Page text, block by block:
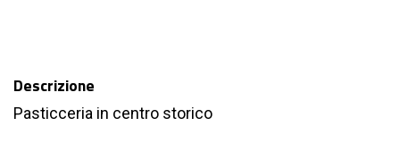
Descrizione
Pasticceria in centro storico